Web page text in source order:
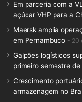
Em parceria com a
açúcar VHP para a
Maersk amplia
em Pernambuco
20
Galpões logísticos
primeiro semestre de
Crescimento
armazenagem no